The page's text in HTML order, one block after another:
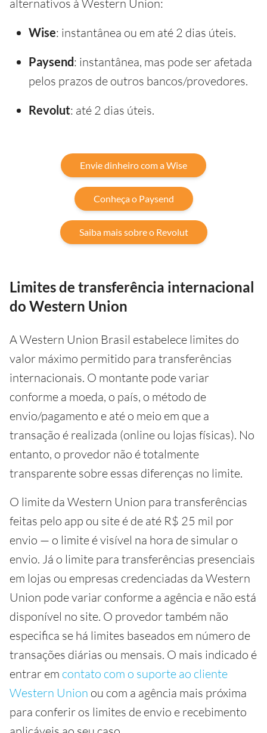
alternativos à Western Union:
Wise: instantânea ou em até 2 dias úteis.
Paysend: instantânea, mas pode ser afetada
pelos prazos de outros bancos/provedores.
Revolut: até 2 dias úteis.
Envie dinheiro com a Wise
Conheça o Paysend
Saiba mais sobre o Revolut
Limites de transferência internacional
do Western Union
A Western Union Brasil estabelece limites do
valor máximo permitido para transferências
internacionais. O montante pode variar
conforme a moeda, o país, o método de
envio/pagamento e até o meio em que a
transação é realizada (online ou lojas físicas). No
entanto, o provedor não é totalmente
transparente sobre essas diferenças no limite.
O limite da Western Union para transferências
feitas pelo app ou site é de até R$ 25 mil por
envio — o limite é visível na hora de simular o
envio. Já o limite para transferências presenciais
em lojas ou empresas credenciadas da Western
Union pode variar conforme a agência e não está
disponível no site. O provedor também não
especifica se há limites baseados em número de
transações diárias ou mensais. O mais indicado é
entrar em contato com o suporte ao cliente
Western Union ou com a agência mais próxima
para conferir os limites de envio e recebimento